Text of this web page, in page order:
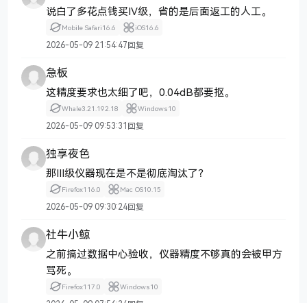
说白了多花点钱买IV级，省的是后面返工的人工。
Mobile Safari16.6 iOS16.6
2026-05-09 21:54:47回复
急板
这精度要求也太细了吧，0.04dB都要抠。
Whale3.21.192.18 Windows10
2026-05-09 09:53:31回复
独享夜色
那III级仪器现在是不是彻底淘汰了？
Firefox116.0 Mac OS10.15
2026-05-09 09:30:24回复
社牛小鲸
之前搞过数据中心验收，仪器精度不够真的会被甲方
骂死。
Firefox117.0 Windows10